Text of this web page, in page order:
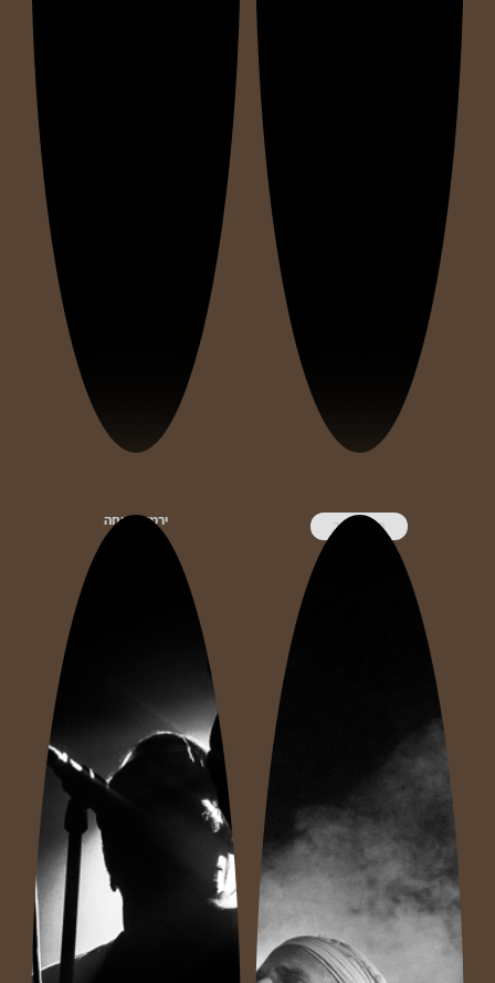
פורת נוב ירמיהו פיחה